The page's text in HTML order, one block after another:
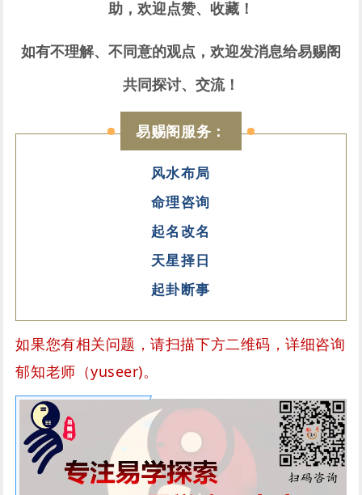
助，欢迎点赞、收藏！
如有不理解、不同意的观点，欢迎发消息给易赐阁
共同探讨、交流！
易赐阁服务：
风水布局
命理咨询
起名改名
天星择日
起卦断事
如果您有相关问题，请扫描下方二维码，详细咨询
郁知老师（yuseer)。